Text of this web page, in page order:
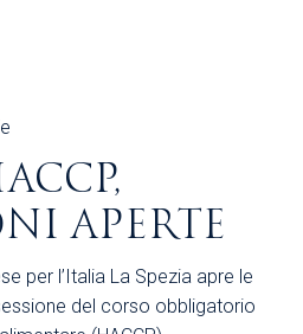
APERTE
per l’Italia La Spezia apre le
del corso obbligatorio